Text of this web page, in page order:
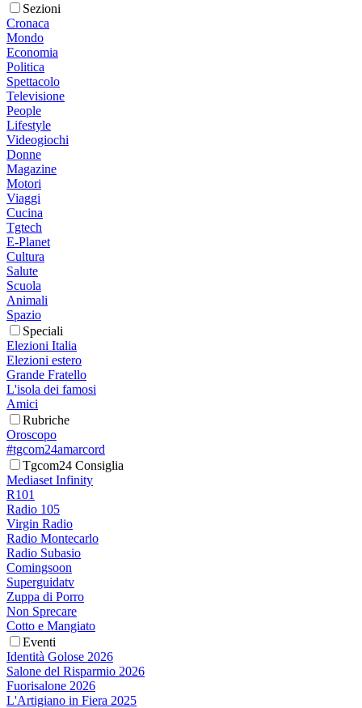
Sezioni
Cronaca
Mondo
Economia
Politica
Spettacolo
Televisione
People
Lifestyle
Videogiochi
Donne
Magazine
Motori
Viaggi
Cucina
Tgtech
E-Planet
Cultura
Salute
Scuola
Animali
Spazio
Speciali
Elezioni Italia
Elezioni estero
Grande Fratello
L'isola dei famosi
Amici
Rubriche
Oroscopo
#tgcom24amarcord
Tgcom24 Consiglia
Mediaset Infinity
R101
Radio 105
Virgin Radio
Radio Montecarlo
Radio Subasio
Comingsoon
Superguidatv
Zuppa di Porro
Non Sprecare
Cotto e Mangiato
Eventi
Identità Golose 2026
Salone del Risparmio 2026
Fuorisalone 2026
L'Artigiano in Fiera 2025